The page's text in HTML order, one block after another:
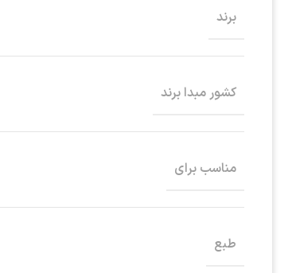
برند
کشور مبدا برند
مناسب برای
طبع